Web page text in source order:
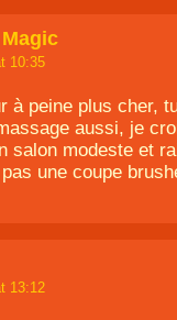
10:35
à peine plus cher,
aussi, je
salon modeste et
une coupe
13:12